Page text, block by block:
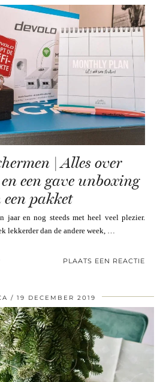
| Alles over
een gave unboxing
pakket
jaar en nog steeds met heel veel plezier.
lekkerder dan de andere week, …
PLAATS EEN REACTIE
19 DECEMBER 2019